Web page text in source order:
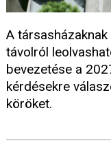
A
távolról
bevezetése a
kérdésekre
köröket.